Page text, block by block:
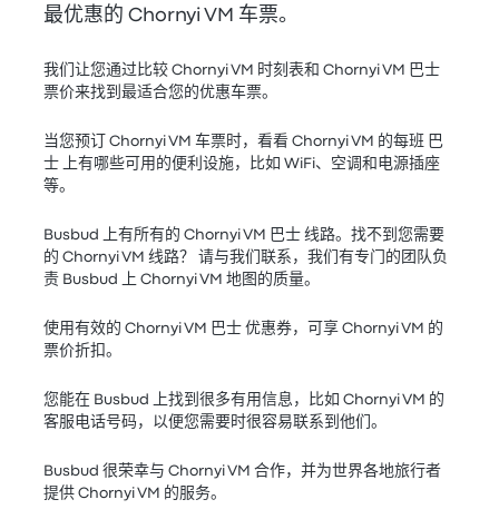
最优惠的 Chornyi VM 车票。
我们让您通过比较 Chornyi VM 时刻表和 Chornyi VM 巴士
票价来找到最适合您的优惠车票。
当您预订 Chornyi VM 车票时，看看 Chornyi VM 的每班 巴
士 上有哪些可用的便利设施，比如 WiFi、空调和电源插座
等。
Busbud 上有所有的 Chornyi VM 巴士 线路。找不到您需要
的 Chornyi VM 线路？ 请与我们联系，我们有专门的团队负
责 Busbud 上 Chornyi VM 地图的质量。
使用有效的 Chornyi VM 巴士 优惠券，可享 Chornyi VM 的
票价折扣。
您能在 Busbud 上找到很多有用信息，比如 Chornyi VM 的
客服电话号码，以便您需要时很容易联系到他们。
Busbud 很荣幸与 Chornyi VM 合作，并为世界各地旅行者
提供 Chornyi VM 的服务。